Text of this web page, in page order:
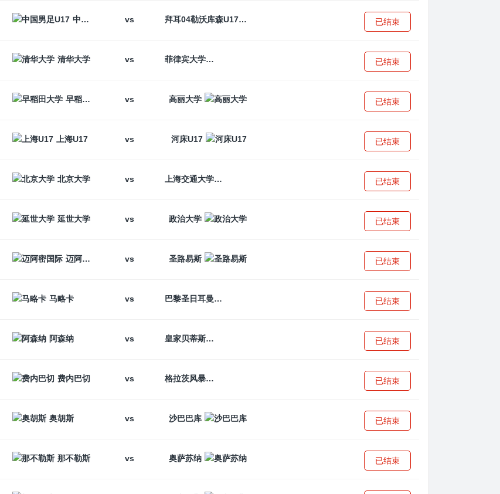
中国男足U17 vs 拜耳04勒沃库森U17 已结束
清华大学 vs 菲律宾大学 已结束
早稻田大学 vs 高丽大学 已结束
上海U17 vs 河床U17 已结束
北京大学 vs 上海交通大学 已结束
延世大学 vs 政治大学 已结束
迈阿密国际 vs 圣路易斯 已结束
马略卡 vs 巴黎圣日耳曼 已结束
阿森纳 vs 皇家贝蒂斯 已结束
费内巴切 vs 格拉茨风暴 已结束
奥胡斯 vs 沙巴巴库 已结束
那不勒斯 vs 奥萨苏纳 已结束